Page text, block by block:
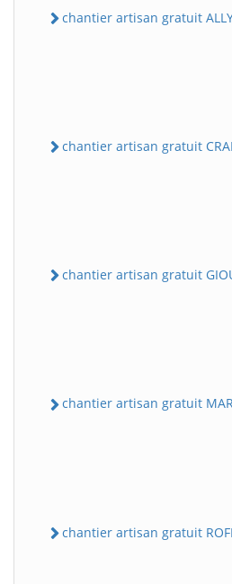
chantier artisan gratuit
chantier artisan gratuit
chantier artisan gratuit
chantier artisan gratuit
chantier artisan gratuit